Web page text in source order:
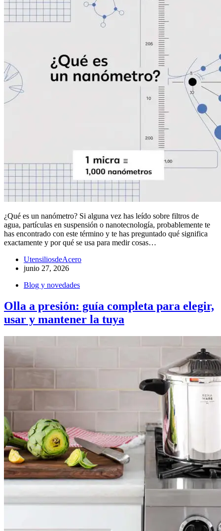
¿Qué es un nanómetro? Si alguna vez has leído sobre filtros de
agua, partículas en suspensión o nanotecnología, probablemente te
has encontrado con este término y te has preguntado qué significa
exactamente y por qué se usa para medir cosas…
UtensiliosdeAcero
junio 27, 2026
Blog y novedades
Olla a presión: guía completa para elegir,
usar y mantener la tuya